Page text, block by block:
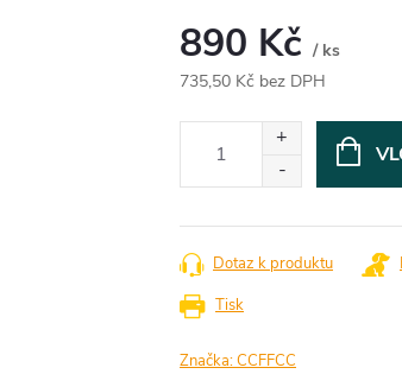
890 Kč / ks
735,50 Kč bez DPH
Tisk
Dotaz k produktu
Značka:CCFFCC